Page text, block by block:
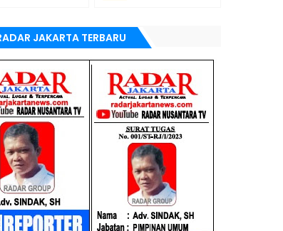
JAKARTA TERBARU